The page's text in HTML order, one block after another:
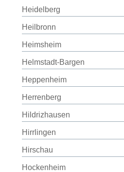
Heidelberg
Heilbronn
Heimsheim
Helmstadt-Bargen
Heppenheim
Herrenberg
Hildrizhausen
Hirrlingen
Hirschau
Hockenheim